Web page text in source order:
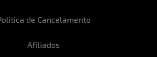
de Cancelamento
Afiliados